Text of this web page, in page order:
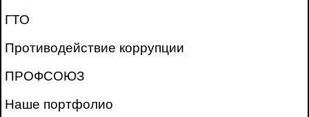
ГТО
Противодействие коррупции
ПРОФСОЮЗ
Наше портфолио